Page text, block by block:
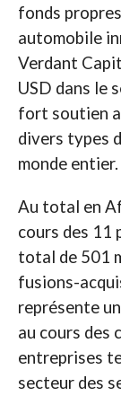
fonds
automobile
Verdant
USD dans le
fort soutien
divers types
monde entier.
Au total en
cours des 11
total de 501
fusions-
représente
au cours des
entreprises
secteur des